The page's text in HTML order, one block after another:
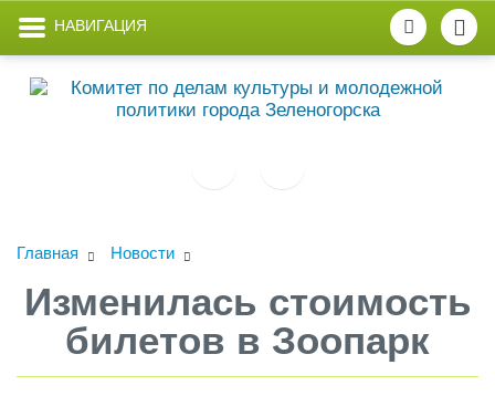
НАВИГАЦИЯ
Главная Новости
Изменилась стоимость
билетов в Зоопарк